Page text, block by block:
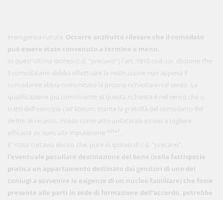
eterogenea natura. Occorre anzitutto rilevare che il comodato
può essere stato convenuto a termine o meno.
In quest'ultima ipotesi (c.d. "precario") l'art. 1810 cod. civ. dispone che
il comodatario debba effettuare la restituzione non appena il
comodante abbia comunicato la propria richiesta in tal senso. La
qualificazione più convincente di questa richiesta è nel senso che si
tratti dell'esercizio (ad libitum, stante la gratuità del comodato) del
diritto di recesso, inteso come atto unilaterale inteso a togliere
efficacia ex nuncalla stipulazione nota1
E' stato tuttavia deciso che, pure in ipotesi di c.d. "precario",
l'eventuale peculiare destinazione del bene (nella fattispecie
pratica un appartamento destinato dai genitori di uno dei
coniugi a sovvenire le esigenze di un nucleo familiare) che fosse
presente alle parti in sede di formazione dell'accordo, potrebbe